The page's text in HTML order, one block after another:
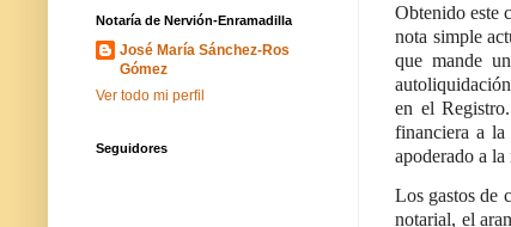
Obtenido este
nota simple
que mande
en el
financiera a
apoderado a la
Los gastos de
notarial, el
Notaría de Nervión-Enramadilla
José María Sánchez-Ros
Gómez
Ver todo mi perfil
Seguidores